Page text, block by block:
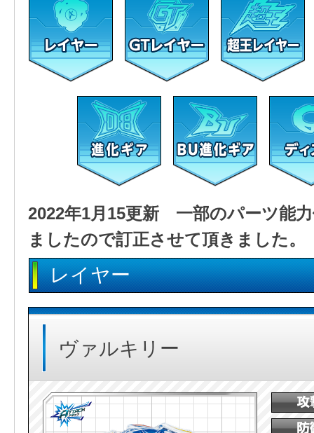
2022年1月15更新 一部のパーツ能
ましたので訂正させて頂きました。
レイヤー
ヴァルキリー